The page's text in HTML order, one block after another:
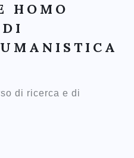
HOMO
di ricerca e di